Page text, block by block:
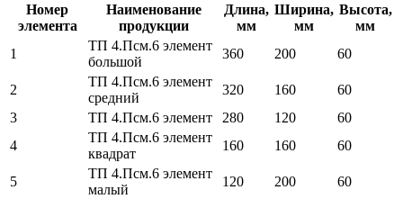
Номер
элемента
Наименование
продукции
Длина,
мм
Ширина,
мм
Высота,
мм
1
ТП 4.Псм.6 элемент
большой
360 200 60
2
ТП 4.Псм.6 элемент
средний
320 160
60
3
ТП 4.Псм.6 элемент 280 120
60
4
ТП 4.Псм.6 элемент
квадрат
160 160 60
5
ТП 4.Псм.6 элемент
малый
120 200 60